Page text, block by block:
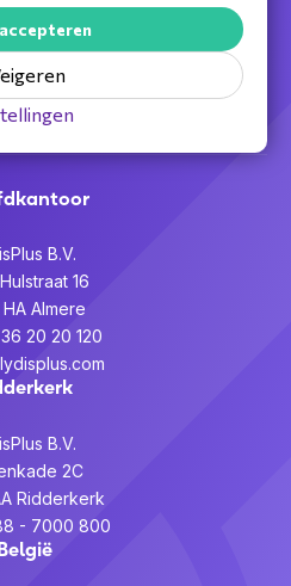
worden >
B.V.
16
HA Almere
20 20 120
B.V.
2C
Ridderkerk
- 7000 800